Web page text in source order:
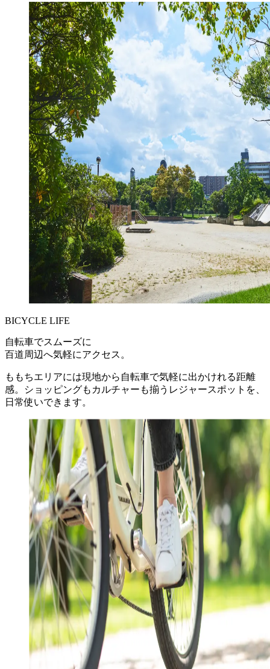
BICYCLE LIFE
自転車でスムーズに
百道周辺へ気軽にアクセス。
ももちエリアには現地から自転車で気軽に出かけれる距離
感。ショッピングもカルチャーも揃うレジャースポットを、
日常使いできます。